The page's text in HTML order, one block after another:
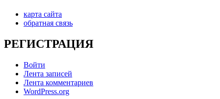
карта сайта
обратная связь
РЕГИСТРАЦИЯ
Войти
Лента записей
Лента комментариев
WordPress.org